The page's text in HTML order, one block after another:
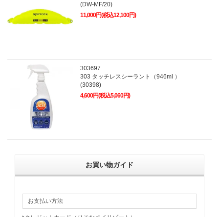
(DW-MF/20)
11,000円(税込12,100円)
303697
303 タッチレスシーラント（946ml ）
(30398)
4,600円(税込5,060円)
お買い物ガイド
お支払い方法